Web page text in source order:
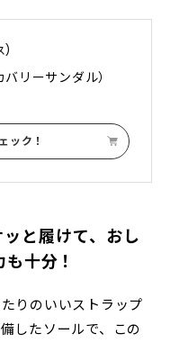
)
リーサンダル）
ック！
と履けて、おし
十分！
りのいいストラップ
したソールで、この